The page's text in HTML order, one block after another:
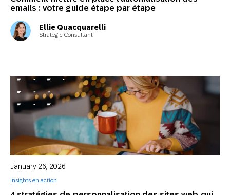
emails : votre guide étape par étape
Ellie Quacquarelli
Strategic Consultant
January 26, 2026
Insights en action